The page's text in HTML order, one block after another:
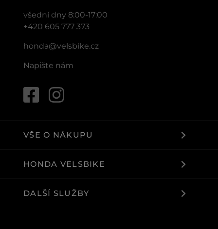
všední dny 8:00-17:00
+420 605 777 373
honda@velsbike.cz
Napište nám
VŠE O NÁKUPU
HONDA VELSBIKE
DALŠÍ SLUŽBY